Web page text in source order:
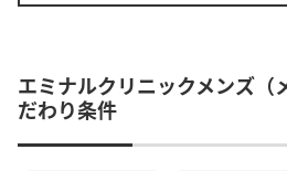
エミナルクリニックメンズ（
だわり条件